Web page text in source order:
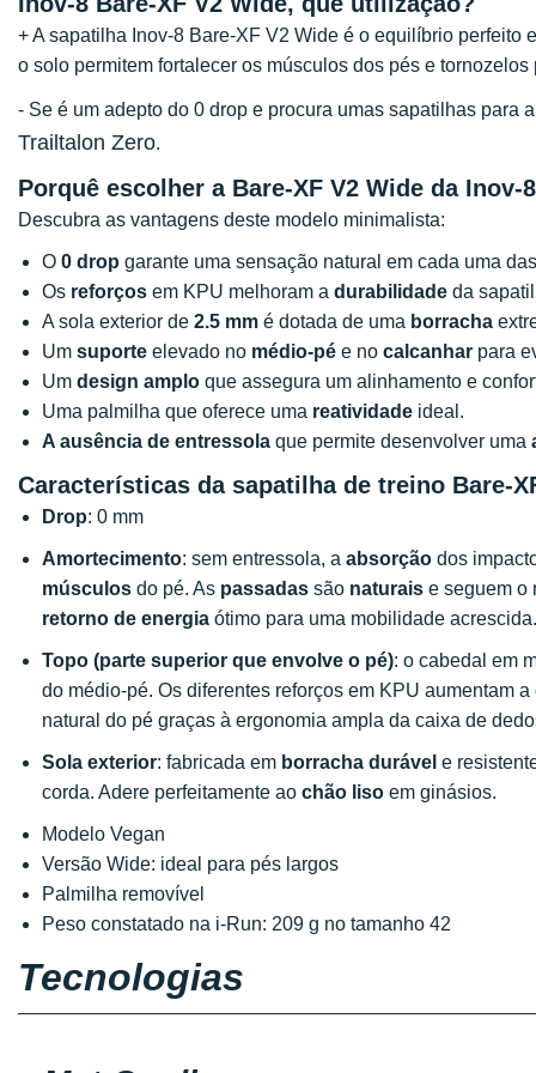
+ A sapatilha Inov-8 Bare-XF V2 Wide é o equilíbrio perfeito
o solo permitem fortalecer os músculos dos pés e
- Se é um adepto do 0 drop e procura umas sapatilhas para
Trailtalon Zero.
Porquê escolher a Bare-XF V2 Wide da Inov-
Descubra as vantagens deste modelo minimalista:
O 0 drop garante uma sensação natural em cada uma
Os reforços em KPU melhoram a durabilidade da
A sola exterior de 2.5 mm é dotada de uma borracha
Um suporte elevado no médio-pé e no calcanhar para
Um design amplo que assegura um alinhamento e
Uma palmilha que oferece uma reatividade ideal.
A ausência de entressola que permite desenvolver uma
Características da sapatilha de treino Bare-
Drop: 0 mm
Amortecimento: sem entressola, a absorção dos
músculos do pé. As passadas são naturais e seguem o
retorno de energia ótimo para uma mobilidade acrescida.
Topo (parte superior que envolve o pé): o cabedal em
do médio-pé. Os diferentes reforços em KPU aumentam
natural do pé graças à ergonomia ampla da caixa de
Sola exterior: fabricada em borracha durável e
corda. Adere perfeitamente ao chão liso em ginásios.
Modelo Vegan
Versão Wide: ideal para pés largos
Palmilha removível
Peso constatado na i-Run: 209 g no tamanho 42
Tecnologias